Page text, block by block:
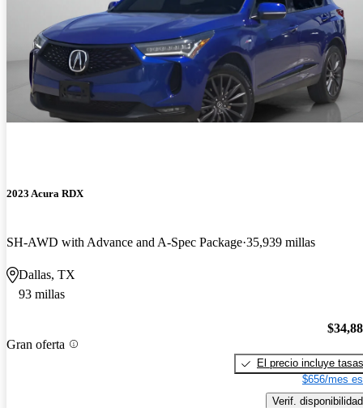
2023 Acura RDX
SH-AWD with Advance and A-Spec Package 35,939 millas
Dallas, TX
93 millas
Gran oferta
El precio incluye tasas
$656/mes
Verif. disponibilidad